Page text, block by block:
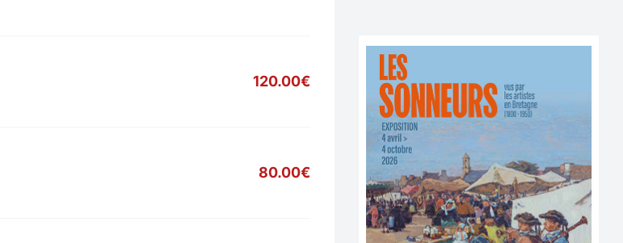
120.00€
80.00€